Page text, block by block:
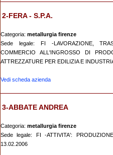
2-FERA - S.P.A.
Categoria: metallurgia firenze
Sede legale: FI -LAVORAZIONE,
COMMERCIO ALL'INGROSSO DI
ATTREZZATURE PER EDILIZIA E
Vedi scheda azienda
3-ABBATE ANDREA
Categoria: metallurgia firenze
Sede legale: FI -ATTIVITA':
13.02.2006